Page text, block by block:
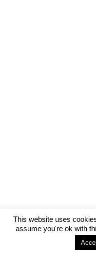
This website uses
assume you're ok with